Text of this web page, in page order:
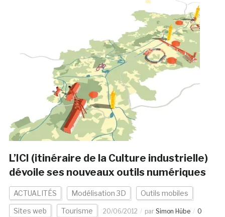
L’ICI (itinéraire de la Culture industrielle)
dévoile ses nouveaux outils numériques
ACTUALITÉS Modélisation 3D Outils mobiles
Sites web Tourisme 20/06/2012 par Simon Hübe
0